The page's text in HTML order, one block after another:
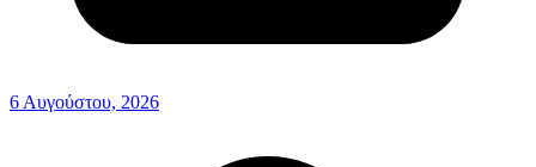
6 Αυγούστου, 2026